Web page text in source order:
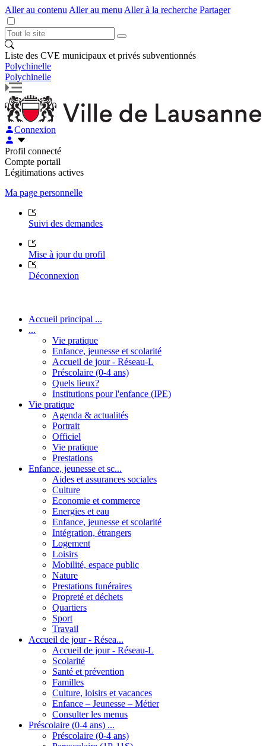
Aller au contenu Aller au menu Aller à la recherche Partager
Liste des CVE municipaux et privés subventionnés
Polychinelle
Polychinelle
Connexion
Profil connecté
Compte portail
Légitimations actives
Ma page personnelle
Suivi des demandes
Mise à jour du profil
Déconnexion
Accueil principal ...
...
Vie pratique
Enfance, jeunesse et scolarité
Accueil de jour - Réseau-L
Préscolaire (0-4 ans)
Quels lieux?
Institutions pour l'enfance (IPE)
Vie pratique
Agenda & actualités
Portrait
Officiel
Vie pratique
Prestations
Enfance, jeunesse et sc...
Aides et assurances sociales
Culture
Economie et commerce
Energies et eau
Enfance, jeunesse et scolarité
Intégration, étrangers
Logement
Loisirs
Mobilité, espace public
Nature
Prestations funéraires
Propreté et déchets
Quartiers
Sport
Travail
Accueil de jour - Résea...
Accueil de jour - Réseau-L
Scolarité
Santé et prévention
Familles
Culture, loisirs et vacances
Enfance – Jeunesse – Métier
Consulter les menus
Préscolaire (0-4 ans) ...
Préscolaire (0-4 ans)